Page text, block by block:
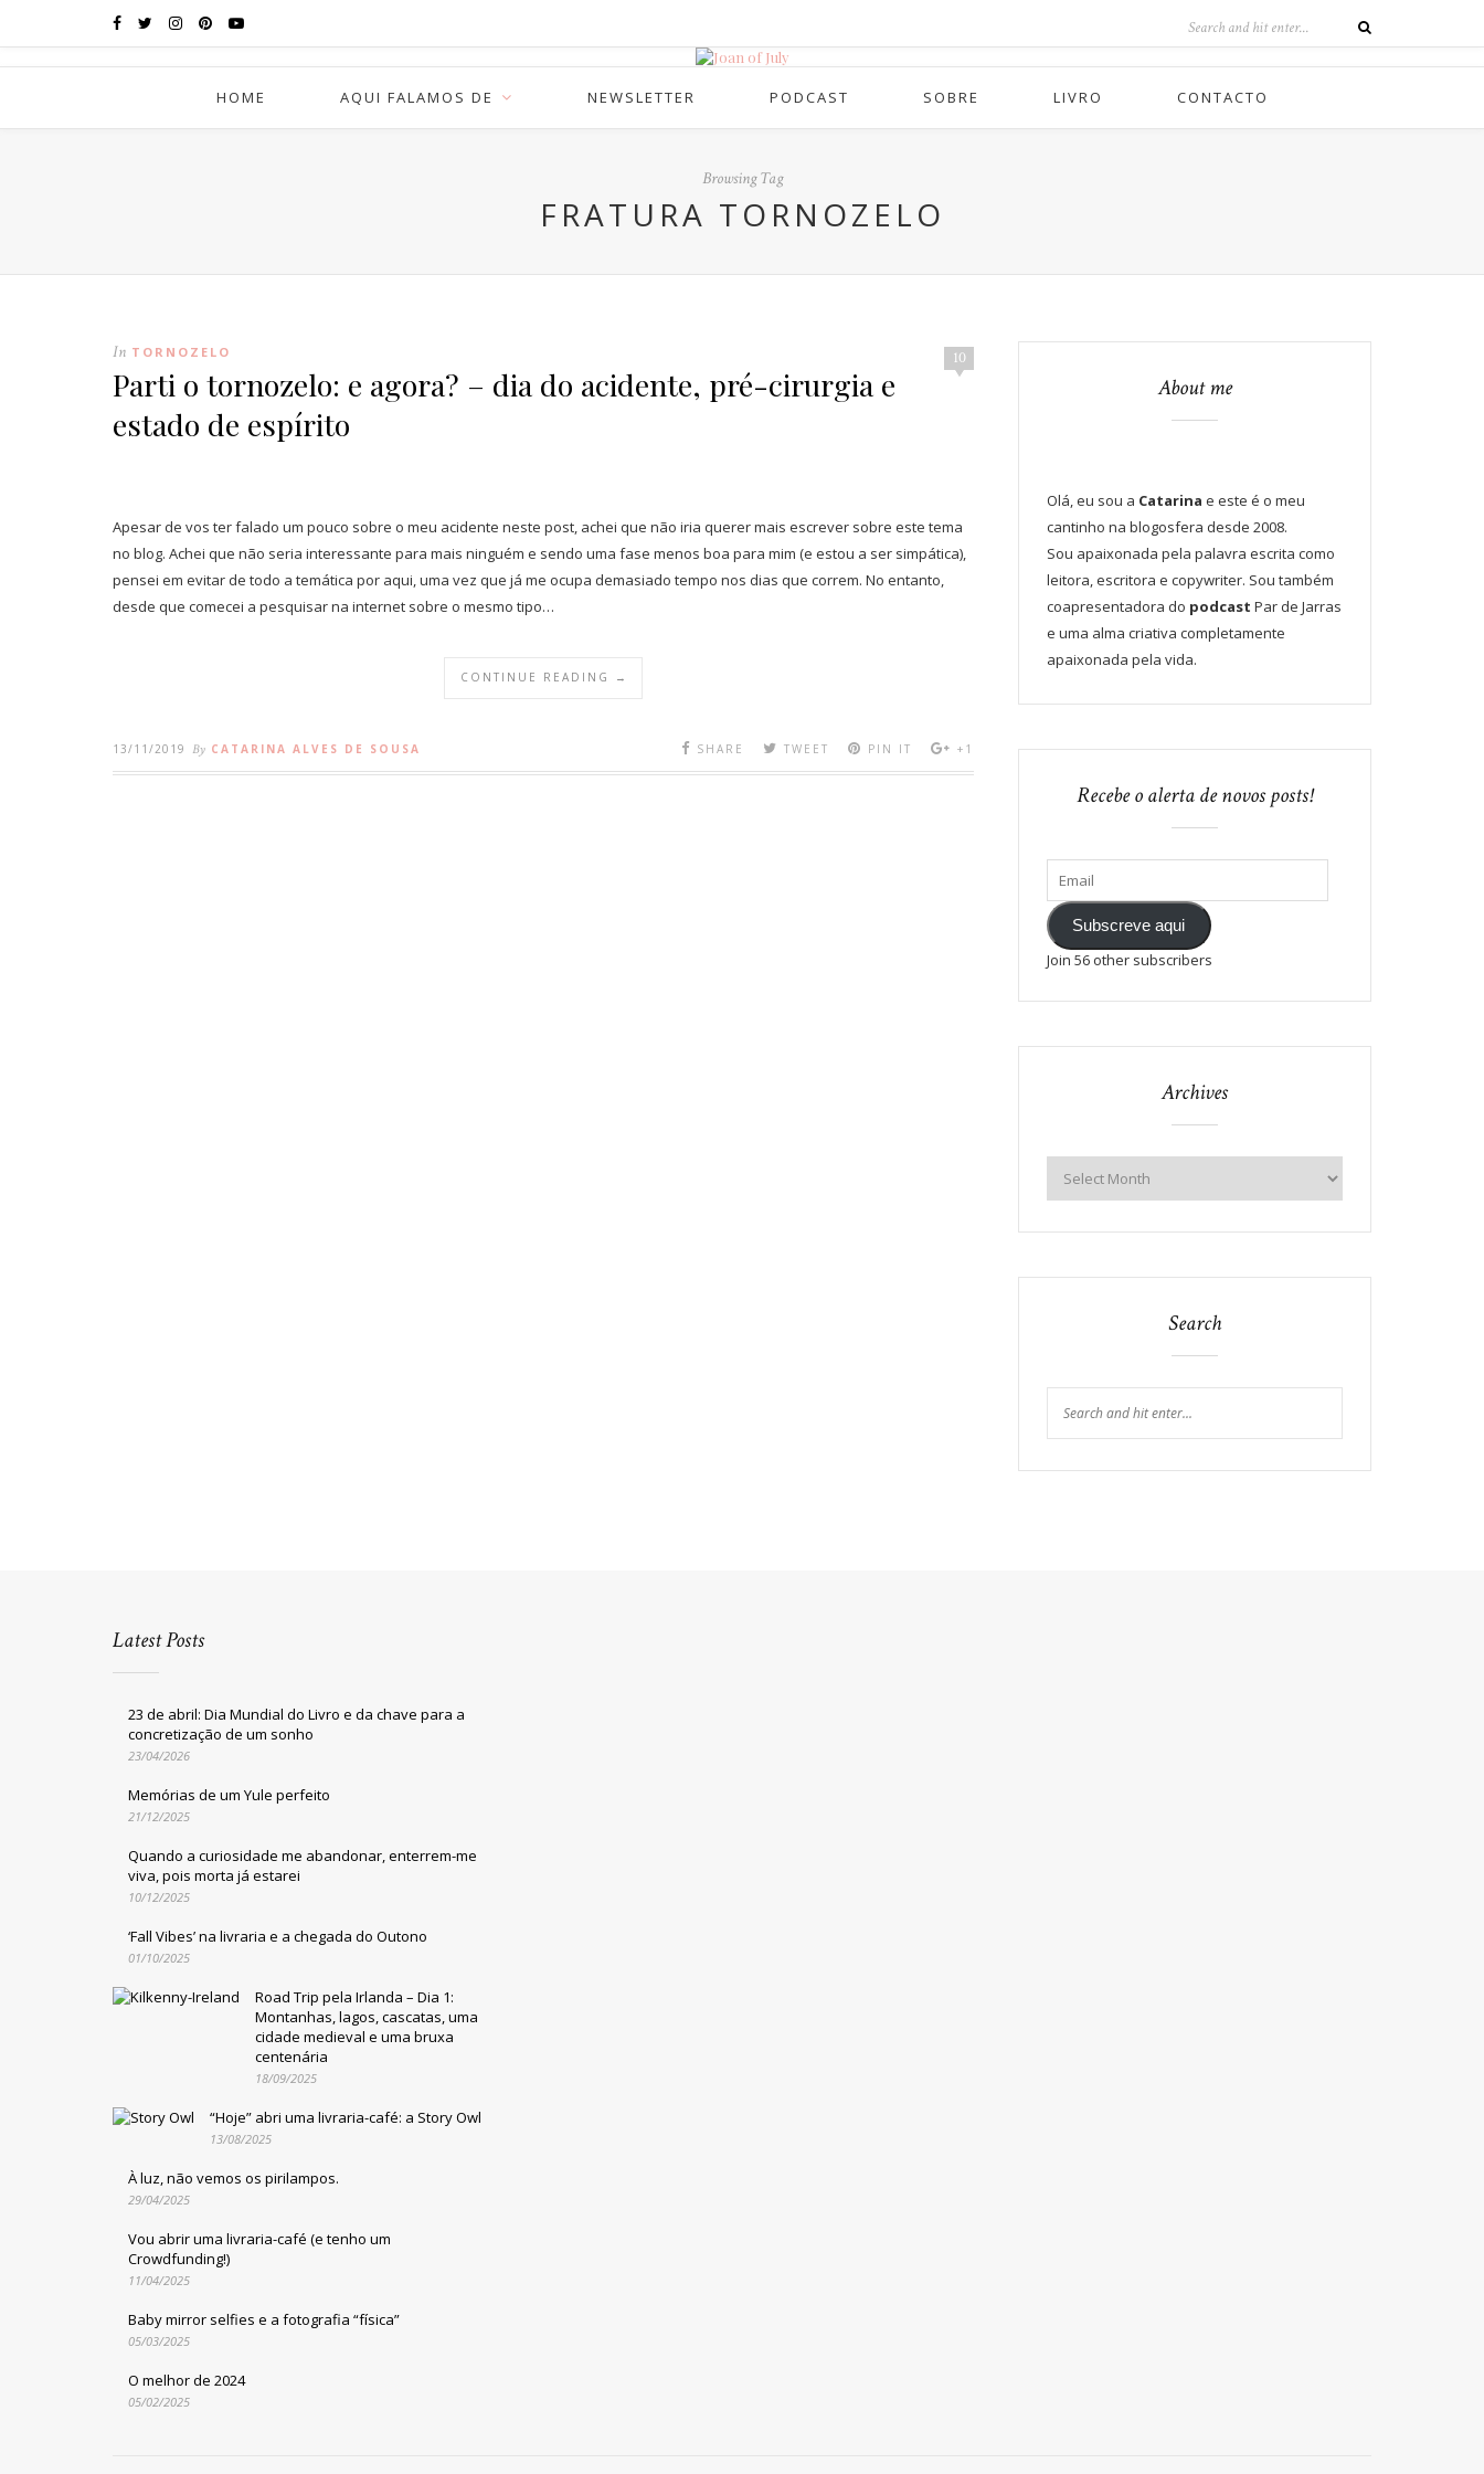
HOME AQUI FALAMOS DE NEWSLETTER PODCAST SOBRE LIVRO CONTACTO
Browsing Tag
FRATURA TORNOZELO
10
In TORNOZELO
Parti o tornozelo: e agora? – dia do acidente, pré-cirurgia e
estado de espírito
Apesar de vos ter falado um pouco sobre o meu acidente neste post, achei que não iria querer mais escrever sobre este tema
no blog. Achei que não seria interessante para mais ninguém e sendo uma fase menos boa para mim (e estou a ser simpática),
pensei em evitar de todo a temática por aqui, uma vez que já me ocupa demasiado tempo nos dias que correm. No entanto,
desde que comecei a pesquisar na internet sobre o mesmo tipo…
CONTINUE READING →
13/11/2019 By CATARINA ALVES DE SOUSA SHARE TWEET PIN IT +1
About me
Olá, eu sou a Catarina e este é o meu
cantinho na blogosfera desde 2008.
Sou apaixonada pela palavra escrita como
leitora, escritora e copywriter. Sou também
coapresentadora do podcast Par de Jarras
e uma alma criativa completamente
apaixonada pela vida.
Recebe o alerta de novos posts!
Subscreve aqui
Join 56 other subscribers
Archives
Search
Latest Posts
23 de abril: Dia Mundial do Livro e da chave para a
concretização de um sonho
23/04/2026
Memórias de um Yule perfeito
21/12/2025
Quando a curiosidade me abandonar, enterrem-me
viva, pois morta já estarei
10/12/2025
‘Fall Vibes’ na livraria e a chegada do Outono
01/10/2025
Road Trip pela Irlanda – Dia 1:
Montanhas, lagos, cascatas, uma
cidade medieval e uma bruxa
centenária
18/09/2025
“Hoje” abri uma livraria-café: a Story Owl
13/08/2025
À luz, não vemos os pirilampos.
29/04/2025
Vou abrir uma livraria-café (e tenho um
Crowdfunding!)
11/04/2025
Baby mirror selfies e a fotografia “física”
05/03/2025
O melhor de 2024
05/02/2025